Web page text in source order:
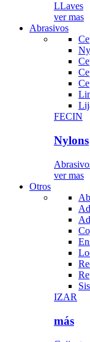
LLaves
ver mas
Abrasivos
FECIN
Nylons
ver mas
Otros
IZAR
más